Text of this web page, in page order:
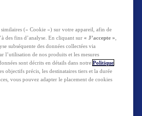
similaires (« Cookie ») sur votre appareil, afin de
des fins d’analyse. En cliquant sur « J’accepte »
subséquente des données collectées via
l’utilisation de nos produits et les mesures
sont décrits en détails dans notre Politique
objectifs précis, les destinataires tiers et la durée
vous pouvez adapter le placement de cookies